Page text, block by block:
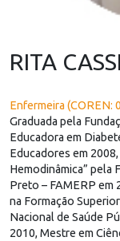
RITA
Enfermeira (COREN:
Graduada pela
Educadora em
Educadores em
Hemodinâmica” pela
Preto – FAMERP em
na Formação
Nacional de Saúde
2010, Mestre em